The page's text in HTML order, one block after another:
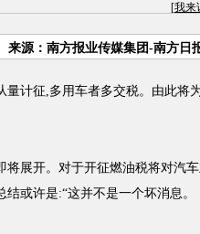
[我来
来源：南方报业传媒集团-南方日
量计征,多用车者多交税。由此将
展开。对于开征燃油税将对汽车
或许是:“这并不是一个坏消息。